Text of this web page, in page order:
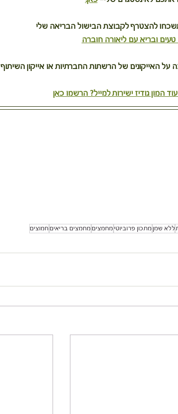
להצטרף לקבוצת הבישול הבריאה שלי
ובריא עם ליאורה חוברה
האייקונים של הרשתות החברתיות או אייקון השיתוף
המון גודיז ישירות למייל? הרשמו כאן
ללא שמן מתכון פרוביוטי מחמצים מחמצים בריאים חמוצים